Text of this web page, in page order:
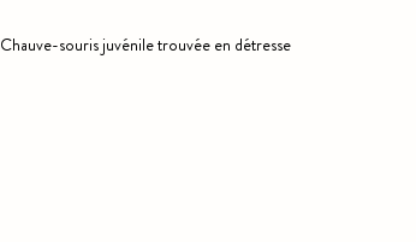
Chauve-souris juvénile trouvée en détresse